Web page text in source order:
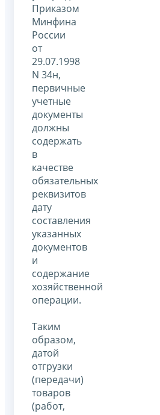
Приказом
Минфина
России
от
29.07.1998
N 34н,
первичные
учетные
документы
должны
содержать
в
качестве
обязательных
реквизитов
дату
составления
указанных
документов
и
содержание
хозяйственной
операции.
Таким
образом,
датой
отгрузки
(передачи)
товаров
(работ,